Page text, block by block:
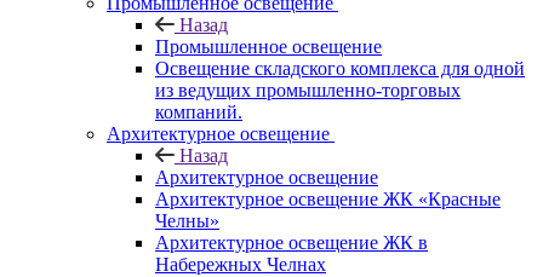
Назад
Промышленное освещение
Освещение складского комплекса для одной
из ведущих промышленно-торговых
компаний.
Архитектурное освещение
Назад
Архитектурное освещение
Архитектурное освещение ЖК «Красные
Челны»
Архитектурное освещение ЖК в
Набережных Челнах